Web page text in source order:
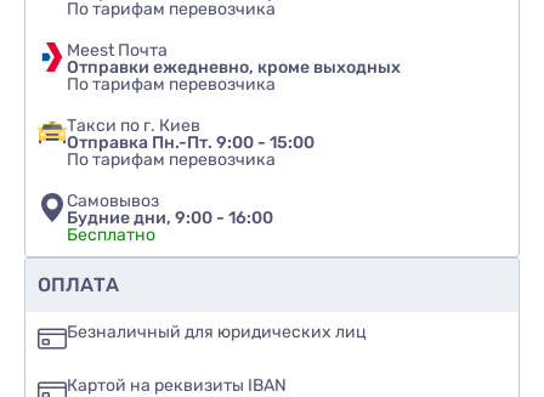
Рекомендуете ли вы этот товар
да
По тарифам перевозчика
Meest Почта
Отправки ежедневно, кроме выходных
По тарифам перевозчика
Такси по г. Киев
Отправка Пн.-Пт. 9:00 - 15:00
По тарифам перевозчика
Самовывоз
Будние дни, 9:00 - 16:00
Бесплатно
ОПЛАТА
Безналичный для юридических лиц
Картой на реквизиты IBAN